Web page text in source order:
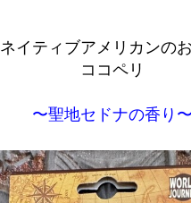
ネイティブアメリカンの
ココペリ
〜聖地セドナの香り〜